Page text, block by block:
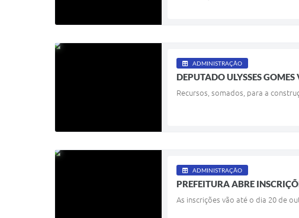
ADMINISTRAÇÃO
DEPUTADO ULYSSES
Recursos, somados, para a
ADMINISTRAÇÃO
PREFEITURA ABRE
As inscrições vão até o dia 20 de